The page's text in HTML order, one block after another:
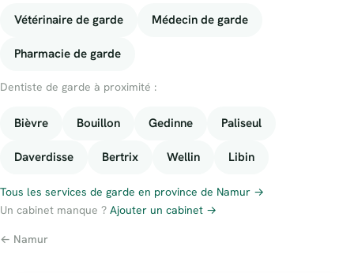
Vétérinaire de garde Médecin de garde
Pharmacie de garde
Dentiste de garde à proximité :
Bièvre Bouillon Gedinne Paliseul
Daverdisse Bertrix Wellin Libin
Tous les services de garde en province de Namur →
Un cabinet manque ? Ajouter un cabinet →
← Namur